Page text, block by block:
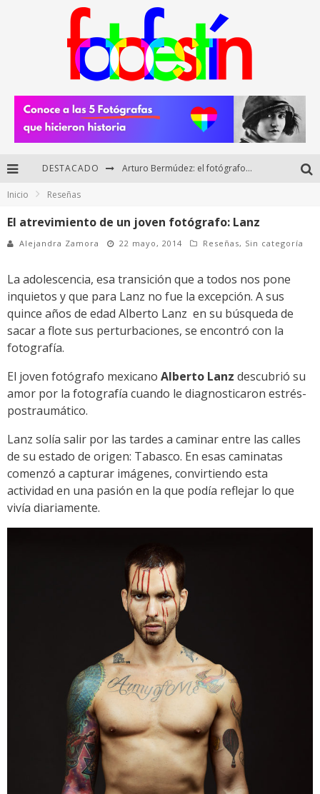
DESTACADO Arturo Bermúdez: el fotógrafo mexicano que brilló en los Premios HUAWEI XMAGE 2025
Di Martini: fotografía boudoir y empoderamiento femenino
Inicio Reseñas
El atrevimiento de un joven fotógrafo: Lanz
Alejandra Zamora 22 mayo, 2014 Reseñas, Sin categoría
La adolescencia, esa transición que a todos nos pone
inquietos y que para Lanz no fue la excepción. A sus
quince años de edad Alberto Lanz en su búsqueda de
sacar a flote sus perturbaciones, se encontró con la
fotografía.
El joven fotógrafo mexicano Alberto Lanz descubrió su
amor por la fotografía cuando le diagnosticaron estrés-
postraumático.
Lanz solía salir por las tardes a caminar entre las calles
de su estado de origen: Tabasco. En esas caminatas
comenzó a capturar imágenes, convirtiendo esta
actividad en una pasión en la que podía reflejar lo que
vivía diariamente.